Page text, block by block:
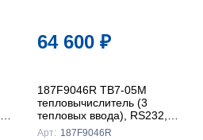
64 600 ₽
187F9046R ТВ7-05M
тепловычислитель (3
тепловых ввода), RS232,
USB, Ридан
Арт: 187F9046R